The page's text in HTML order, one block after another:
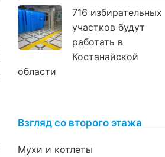
716 избирательных
участков будут
работать в
Костанайской
области
Взгляд со второго этажа
Мухи и котлеты